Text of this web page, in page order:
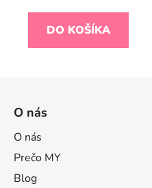
DO KOŠÍKA
O nás
O nás
Prečo MY
Blog